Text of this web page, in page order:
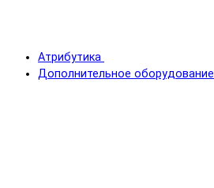
Атрибутика
Дополнительное оборудование